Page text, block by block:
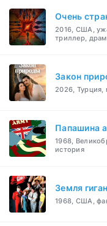
Очень
2016, США,
триллер,
Закон
2026, Турция,
Папашина
1968,
история
Земля
1968, США,